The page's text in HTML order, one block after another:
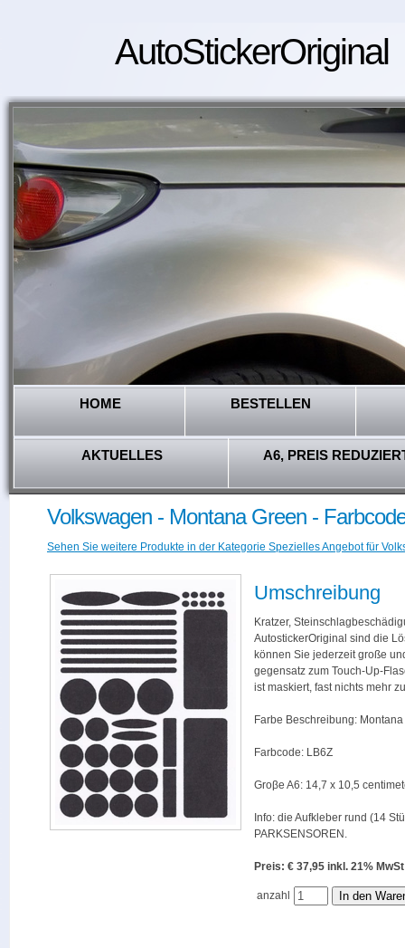
AutoStickerOriginal
HOME BESTELLEN
AKTUELLES A6, PREIS
Volkswagen - Montana Green -
Sehen Sie weitere Produkte in der Kategorie Spezielles Angebot für
Umschreibung
Kratzer,
AutostickerOriginal sind die
können Sie jederzeit große
gegensatz zum Touch-Up-
ist maskiert, fast nichts mehr
Farbe Beschreibung:
Farbcode: LB6Z
Groβe A6: 14,7 x 10,5
Info: die Aufkleber rund (14
PARKSENSOREN.
Preis: € 37,95 inkl. 21%
anzahl